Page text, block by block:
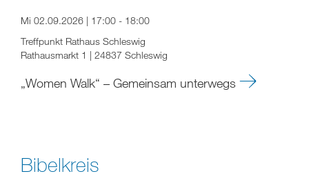
Mi 02.09.2026 | 17:00 - 18:00
Treffpunkt Rathaus Schleswig
Rathausmarkt 1 | 24837 Schleswig
„Women Walk“ – Gemeinsam unterwegs
Bibelkreis